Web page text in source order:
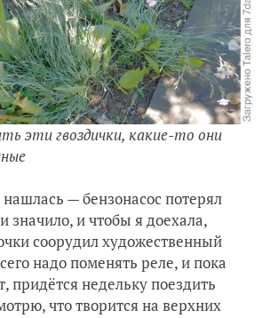
эти гвоздички, какие-то они
— бензонасос потерял
значило, и чтобы я доехала,
соорудил художественный
надо поменять реле, и пока
придётся недельку поездить
что творится на верхних